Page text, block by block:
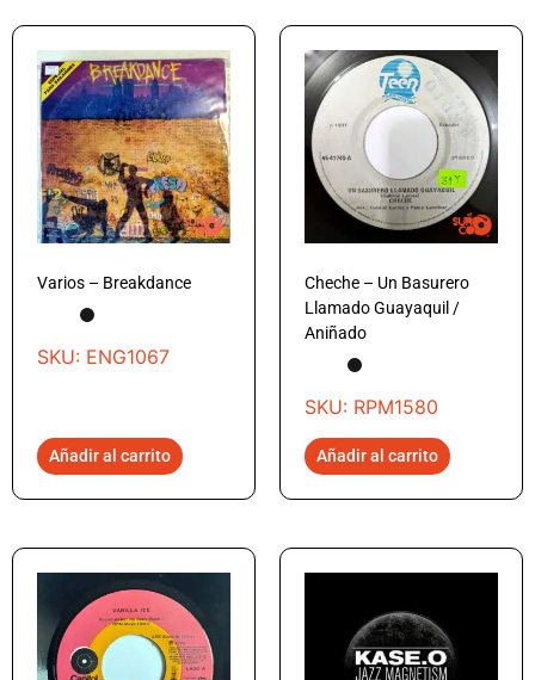
Varios – Breakdance
SKU: ENG1067
Añadir al carrito
Cheche – Un Basurero
Llamado Guayaquil /
Aniñado
SKU: RPM1580
Añadir al carrito